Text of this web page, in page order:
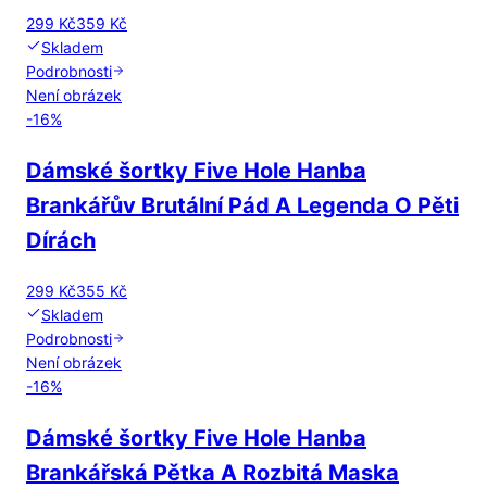
299 Kč359 Kč
Skladem
Podrobnosti
Není obrázek
-16%
Dámské šortky Five Hole Hanba
Brankářův Brutální Pád A Legenda O Pěti
Dírách
299 Kč355 Kč
Skladem
Podrobnosti
Není obrázek
-16%
Dámské šortky Five Hole Hanba
Brankářská Pětka A Rozbitá Maska